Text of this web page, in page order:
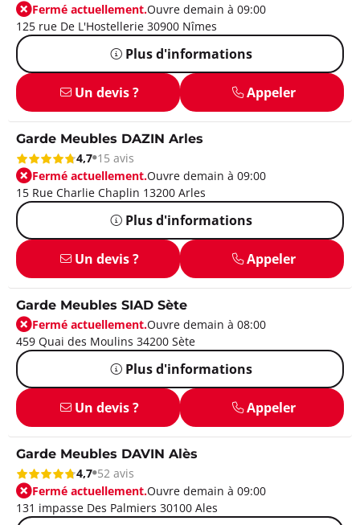
Fermé actuellement.Ouvre demain à 09:00
125 rue De L'Hostellerie 30900 Nîmes
Plus d'informations
Un devis ? Appeler
Garde Meubles DAZIN Arles
4,7 15 avis
Fermé actuellement.Ouvre demain à 09:00
15 Rue Charlie Chaplin 13200 Arles
Plus d'informations
Un devis ? Appeler
Garde Meubles SIAD Sète
Fermé actuellement.Ouvre demain à 08:00
459 Quai des Moulins 34200 Sète
Plus d'informations
Un devis ? Appeler
Garde Meubles DAVIN Alès
4,7 52 avis
Fermé actuellement.Ouvre demain à 09:00
131 impasse Des Palmiers 30100 Ales